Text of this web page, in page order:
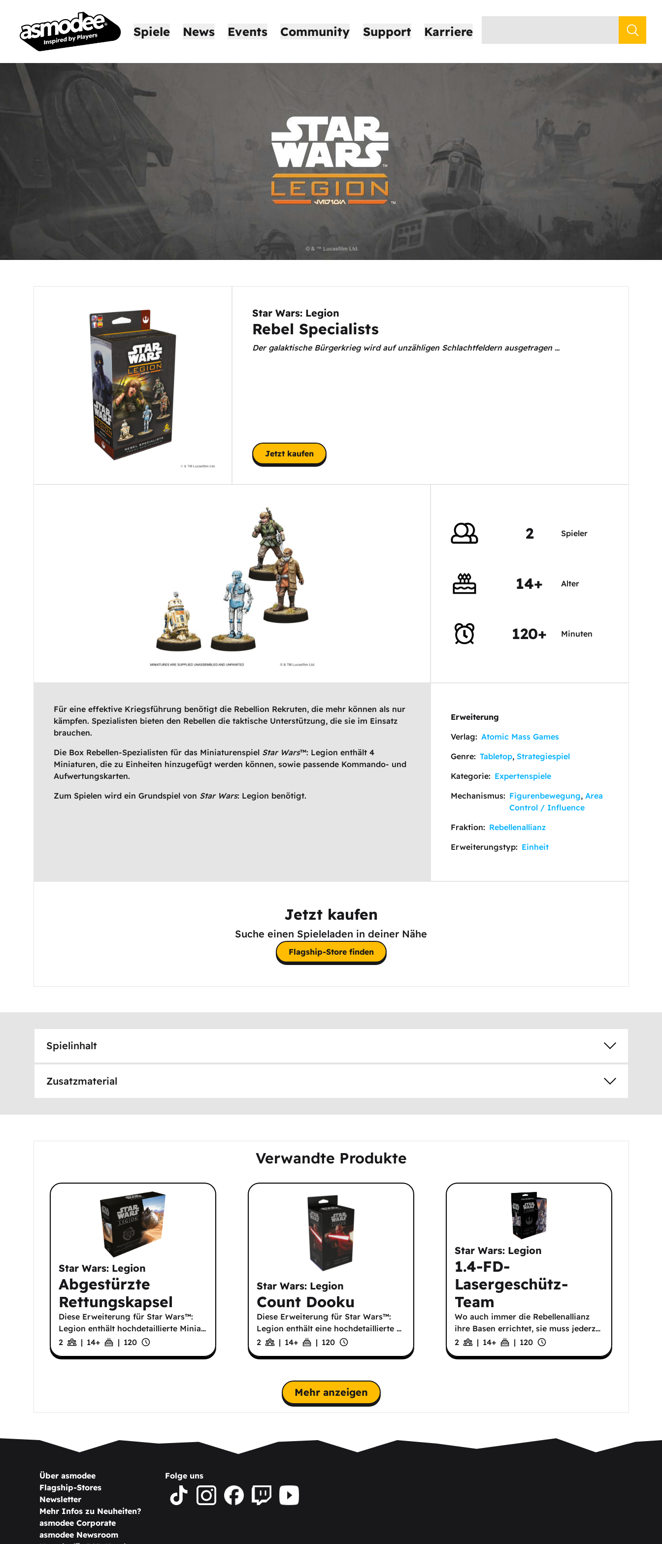
Spiele News Events Community Support Karriere
Star Wars: Legion
Rebel Specialists
Der galaktische Bürgerkrieg wird auf unzähligen Schlachtfeldern ausgetragen …
Jetzt kaufen
2 Spieler
14+ Alter
120+ Minuten
Für eine effektive Kriegsführung benötigt die Rebellion Rekruten, die mehr können als nur
kämpfen. Spezialisten bieten den Rebellen die taktische Unterstützung, die sie im Einsatz
brauchen.
Die Box Rebellen-Spezialisten für das Miniaturenspiel Star Wars™: Legion enthält 4
Miniaturen, die zu Einheiten hinzugefügt werden können, sowie passende Kommando- und
Aufwertungskarten.
Zum Spielen wird ein Grundspiel von Star Wars: Legion benötigt.
Erweiterung
Verlag: Atomic Mass Games
Genre: Tabletop, Strategiespiel
Kategorie: Expertenspiele
Mechanismus: Figurenbewegung, Area
Control / Influence
Fraktion: Rebellenallianz
Erweiterungstyp: Einheit
Jetzt kaufen
Suche einen Spieleladen in deiner Nähe
Flagship-Store finden
Spielinhalt
Zusatzmaterial
Verwandte Produkte
Star Wars: Legion
Abgestürzte
Rettungskapsel
Diese Erweiterung für Star Wars™:
Legion enthält hochdetaillierte Minia…
2
| 14+ | 120
Star Wars: Legion
Count Dooku
Diese Erweiterung für Star Wars™:
Legion enthält eine hochdetaillierte …
2
| 14+ | 120
Star Wars: Legion
1.4-FD-
Lasergeschütz-
Team
Wo auch immer die Rebellenallianz
ihre Basen errichtet, sie muss jederz…
2
| 14+ | 120
Mehr anzeigen
Über asmodee
Flagship-Stores
Newsletter
Mehr Infos zu Neuheiten?
asmodee Corporate
asmodee Newsroom
Folge uns